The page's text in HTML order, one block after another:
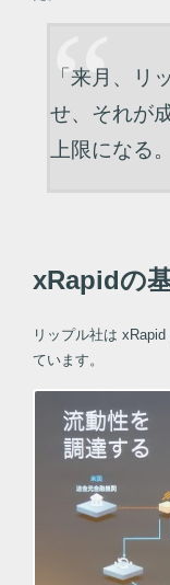
「来月、リ
せ、それが
上限になる
xRapidの
リップル社は
ています。